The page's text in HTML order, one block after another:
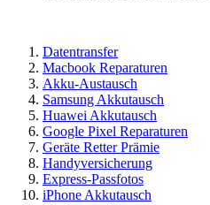
Datentransfer
Macbook Reparaturen
Akku-Austausch
Samsung Akkutausch
Huawei Akkutausch
Google Pixel Reparaturen
Geräte Retter Prämie
Handyversicherung
Express-Passfotos
iPhone Akkutausch